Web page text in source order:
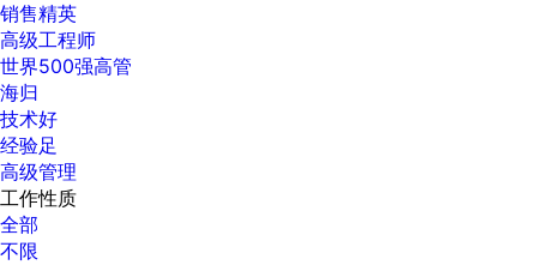
销售精英
高级工程师
世界500强高管
海归
技术好
经验足
高级管理
工作性质
全部
不限